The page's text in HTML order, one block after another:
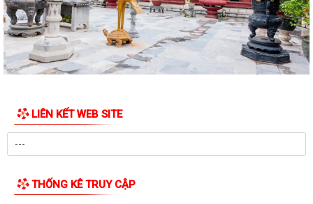
chính trị dành cho đảng viên...
HỘI ĐỒNG NHÂN DÂN PHƯỜNG AN DƯƠNG TỔ CHỨC HỘI NGHỊ TIẾP
XÚC CỬ TRI TRƯỚC KỲ HỌP THƯỜNG LỆ GIỮA NĂM...
PHƯỜNG AN DƯƠNG CÔNG BỐ CÁC QUYẾT ĐỊNH VỀ TỔ CHỨC, CÁN
DƯƠNG NĂM 2026
LIÊN KẾT WEB SITE
THỐNG KÊ TRUY CẬP